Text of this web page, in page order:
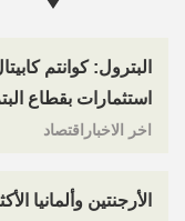
البترول: كوانتم
استثمارات بقطاع
اخر الاخباراقتصاد
الأرجنتين وألمانيا